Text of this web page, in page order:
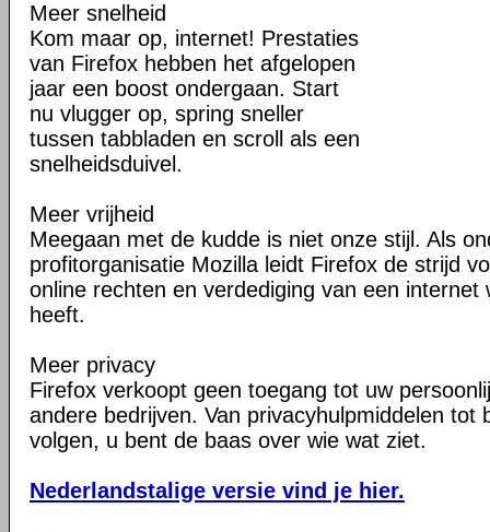
Meer snelheid
Kom maar op, internet! Prestaties
van Firefox hebben het afgelopen
jaar een boost ondergaan. Start
nu vlugger op, spring sneller
tussen tabbladen en scroll als een
snelheidsduivel.
Meer vrijheid
Meegaan met de kudde is niet onze stijl. Als
profitorganisatie Mozilla leidt Firefox de strijd
online rechten en verdediging van een internet
heeft.
Meer privacy
Firefox verkoopt geen toegang tot uw
andere bedrijven. Van privacyhulpmiddelen tot
volgen, u bent de baas over wie wat ziet.
Nederlandstalige versie vind je hier.